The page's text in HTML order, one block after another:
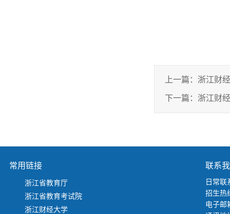
上一篇： 浙江财
下一篇：
常用链接
浙江省教育厅
浙江省教育考试院
浙江财经大学
联系
日常联
招生热
电子邮